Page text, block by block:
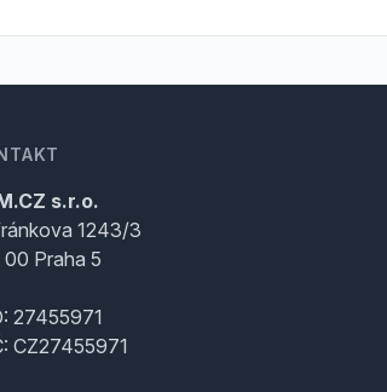
s.r.o.
1243/3
00 Praha 5
27455971
CZ27455971